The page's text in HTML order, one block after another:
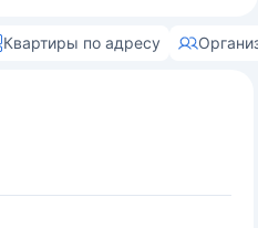
Квартиры по адресу